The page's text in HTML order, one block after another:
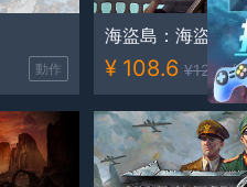
動作
海盜島：海盜傳説
¥ 108.6 ¥124